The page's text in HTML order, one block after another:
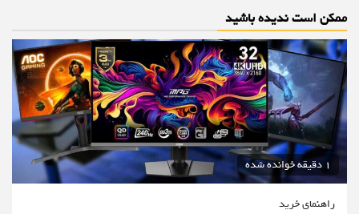
ممکن است ندیده باشید
1 دقیقه خوانده شده
راهنمای خرید